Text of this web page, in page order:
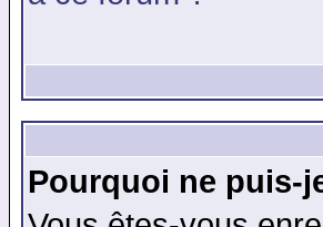
Pourquoi ne puis-